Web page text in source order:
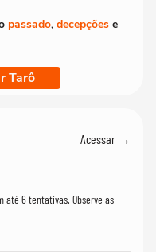
passado, decepções e
Tarô
Acessar →
até 6 tentativas. Observe as